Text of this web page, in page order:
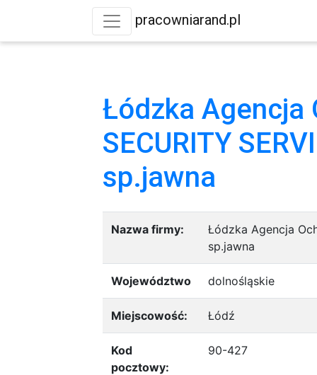
pracowniarand.pl
Łódzka Agencja
SECURITY
sp.jawna
Nazwa firmy:
Łódzka Agencja
sp.jawna
Województwo dolnośląskie
Miejscowość: Łódź
Kod
pocztowy:
90-427